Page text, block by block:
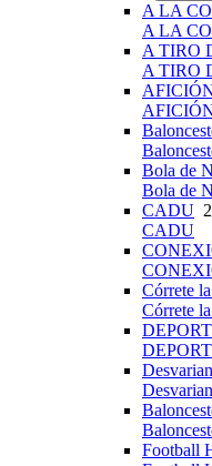
A LA
A LA
A TIRO
A TIRO
Bola de
Bola de
CADU
CADU
Córrete
Córrete
Football